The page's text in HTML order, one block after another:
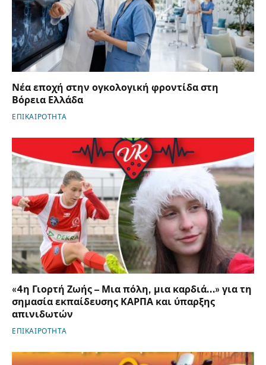
Νέα εποχή στην ογκολογική φροντίδα στη
Βόρεια Ελλάδα
ΕΠΙΚΑΙΡΟΤΗΤΑ
«4η Γιορτή Ζωής – Μια πόλη, μια καρδιά…» για τη
σημασία εκπαίδευσης ΚΑΡΠΑ και ύπαρξης
απινιδωτών
ΕΠΙΚΑΙΡΟΤΗΤΑ